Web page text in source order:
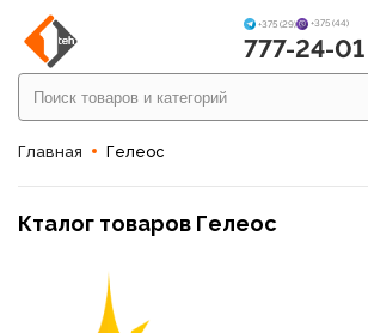
+375 (29) +375 (44)
777-24-01
Главная Гелеос
Кталог товаров Гелеос